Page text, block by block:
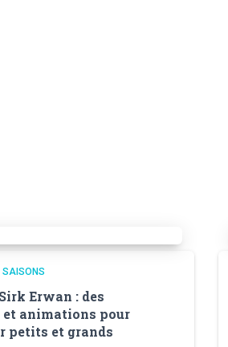
SAISONS
Erwan : des
et animations pour
petits et grands